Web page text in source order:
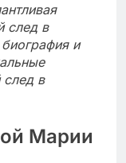
след в
и
след в
Марии